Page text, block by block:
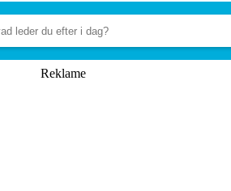
Reklame